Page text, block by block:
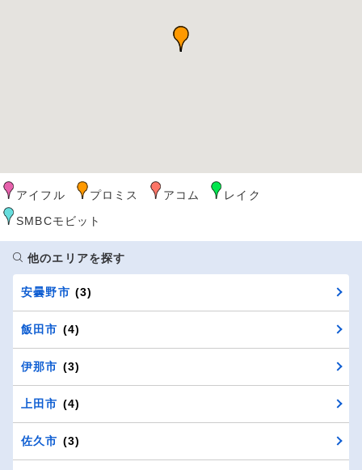
アイフル プロミス アコム
レイク
SMBCモビット
他のエリアを探す
安曇野市 (3)
飯田市 (4)
伊那市 (3)
上田市 (4)
佐久市 (3)